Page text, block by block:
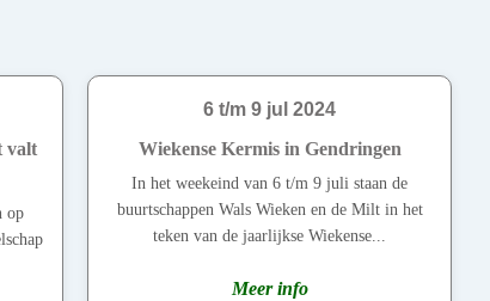
valt
op
6 t/m 9 jul 2024
Wiekense Kermis in Gendringen
In het weekeind van 6 t/m 9 juli staan de
buurtschappen Wals Wieken en de Milt in het
teken van de jaarlijkse Wiekense...
Meer info